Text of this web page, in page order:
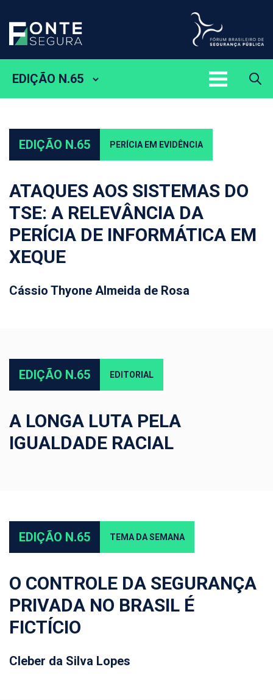
EDIÇÃO N.65
EDIÇÃO N.65 PERÍCIA EM EVIDÊNCIA
ATAQUES AOS SISTEMAS DO
TSE: A RELEVÂNCIA DA
PERÍCIA DE INFORMÁTICA EM
XEQUE
Cássio Thyone Almeida de Rosa
EDIÇÃO N.65 EDITORIAL
A LONGA LUTA PELA
IGUALDADE RACIAL
EDIÇÃO N.65 TEMA DA SEMANA
O CONTROLE DA SEGURANÇA
PRIVADA NO BRASIL É
FICTÍCIO
Cleber da Silva Lopes